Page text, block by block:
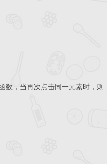
数，当再次点击同一元素时，则